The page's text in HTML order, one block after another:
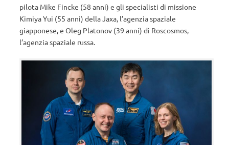
pilota Mike Fincke (58 anni) e gli specialisti di missione
Kimiya Yui (55 anni) della Jaxa, l’agenzia spaziale
giapponese, e Oleg Platonov (39 anni) di Roscosmos,
l’agenzia spaziale russa.